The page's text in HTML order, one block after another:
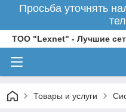
Просьба уточнять
ТОО "Lexnet" - Лучшие
Товары и услуги